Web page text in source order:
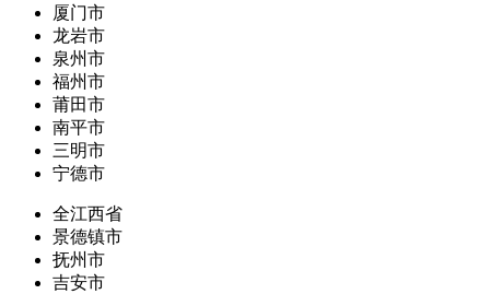
厦门市
龙岩市
泉州市
福州市
莆田市
南平市
三明市
宁德市
全江西省
景德镇市
抚州市
吉安市